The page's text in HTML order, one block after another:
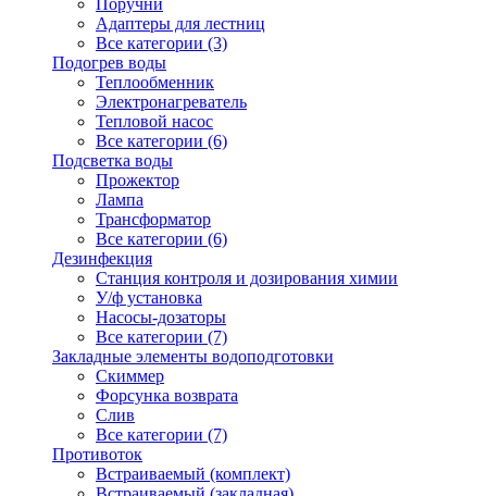
Поручни
Адаптеры для лестниц
Все категории (3)
Подогрев воды
Теплообменник
Электронагреватель
Тепловой насос
Все категории (6)
Подсветка воды
Прожектор
Лампа
Трансформатор
Все категории (6)
Дезинфекция
Станция контроля и дозирования химии
У/ф установка
Насосы-дозаторы
Все категории (7)
Закладные элементы водоподготовки
Скиммер
Форсунка возврата
Слив
Все категории (7)
Противоток
Встраиваемый (комплект)